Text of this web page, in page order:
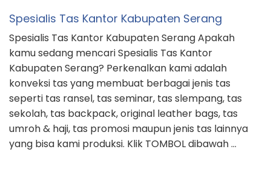
Spesialis Tas Kantor Kabupaten Serang
Spesialis Tas Kantor Kabupaten Serang Apakah
kamu sedang mencari Spesialis Tas Kantor
Kabupaten Serang? Perkenalkan kami adalah
konveksi tas yang membuat berbagai jenis tas
seperti tas ransel, tas seminar, tas slempang, tas
sekolah, tas backpack, original leather bags, tas
umroh & haji, tas promosi maupun jenis tas lainnya
yang bisa kami produksi. Klik TOMBOL dibawah …